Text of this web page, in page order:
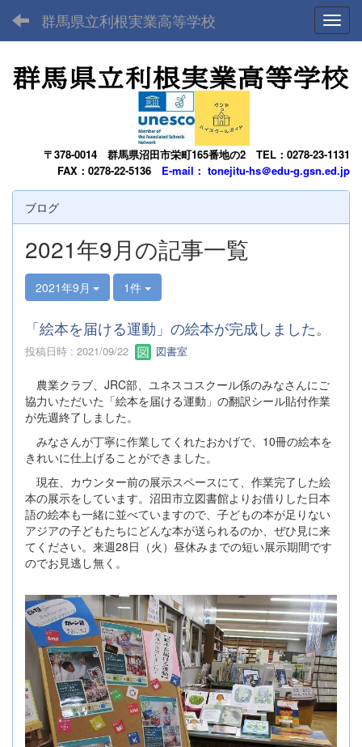
群馬県立利根実業高等学校
〒378-0014 群馬県沼田市栄町165番地の2 TEL：0278-23-1131
FAX：0278-22-5136 E-mail： tonejitu-hs＠edu-g.gsn.ed.jp
ブログ
2021年9月の記事一覧
2021年9月 1件
「絵本を届ける運動」の絵本が完成しました。
投稿日時 : 2021/09/22 図書室
農業クラブ、JRC部、ユネスコスクール係のみなさんにご
協力いただいた「絵本を届ける運動」の翻訳シール貼付作業
が先週終了しました。
みなさんが丁寧に作業してくれたおかげで、10冊の絵本を
きれいに仕上げることができました。
現在、カウンター前の展示スペースにて、作業完了した絵
本の展示をしています。沼田市立図書館よりお借りした日本
語の絵本も一緒に並べていますので、子どもの本が足りない
アジアの子どもたちにどんな本が送られるのか、ぜひ見に来
てください。来週28日（火）昼休みまでの短い展示期間です
のでお見逃し無く。